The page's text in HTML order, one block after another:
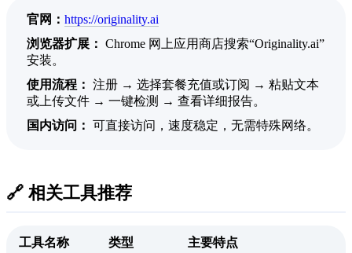
官网： https://originality.ai
浏览器扩展： Chrome 网上应用商店搜索“Originality.ai”
安装。
使用流程： 注册 → 选择套餐充值或订阅 → 粘贴文本
或上传文件 → 一键检测 → 查看详细报告。
国内访问： 可直接访问，速度稳定，无需特殊网络。
🔗 相关工具推荐
工具名称 类型 主要特点